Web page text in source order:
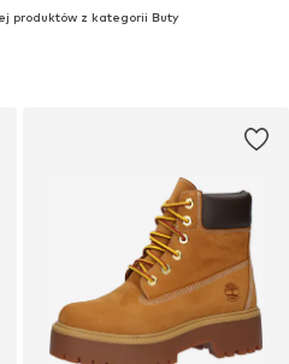
produktów z kategorii Buty